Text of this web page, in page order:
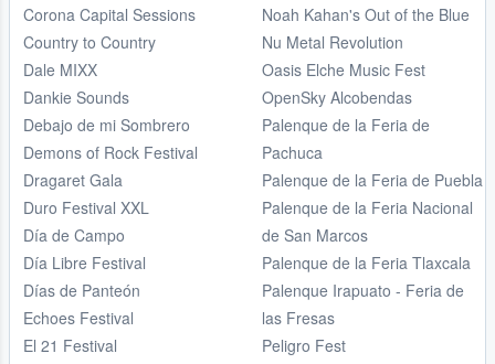
Corona Capital Sessions
Country to Country
Dale MIXX
Dankie Sounds
Debajo de mi Sombrero
Demons of Rock Festival
Dragaret Gala
Duro Festival XXL
Día de Campo
Día Libre Festival
Días de Panteón
Echoes Festival
El 21 Festival
Noah Kahan's Out of the Blue
Nu Metal Revolution
Oasis Elche Music Fest
OpenSky Alcobendas
Palenque de la Feria de
Pachuca
Palenque de la Feria de Puebla
Palenque de la Feria Nacional
de San Marcos
Palenque de la Feria Tlaxcala
Palenque Irapuato - Feria de
las Fresas
Peligro Fest